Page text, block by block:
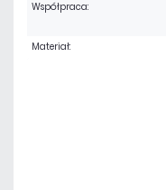
Współpraca:
Materiał: